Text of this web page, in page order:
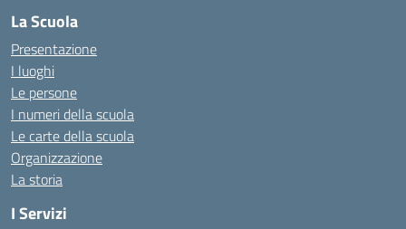
La Scuola
Presentazione
I luoghi
Le persone
I numeri della scuola
Le carte della scuola
Organizzazione
La storia
I Servizi